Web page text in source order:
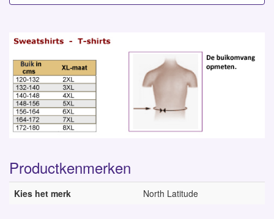
Productkenmerken
Kies het merk North Latitude